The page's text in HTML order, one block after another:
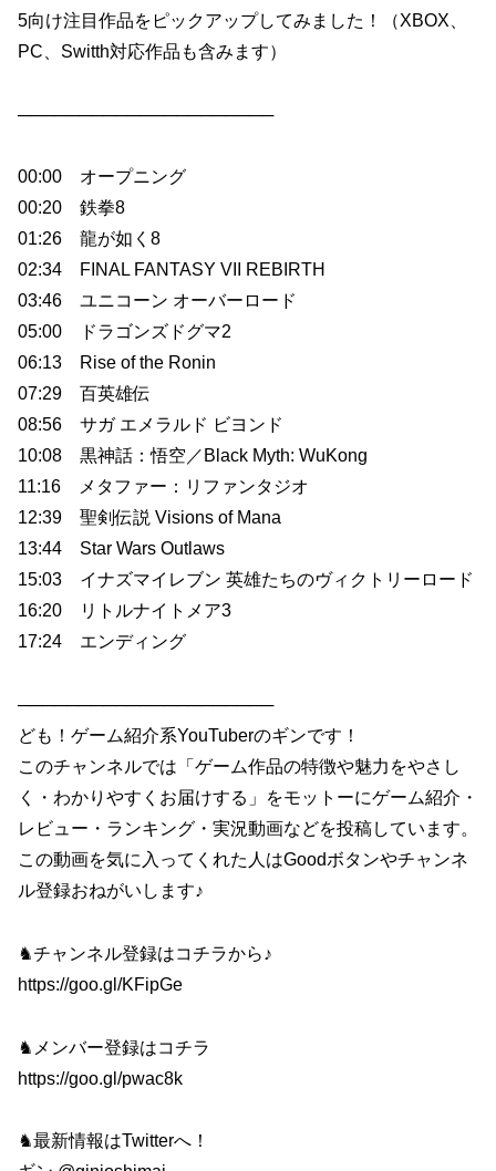
5向け注目作品をピックアップしてみました！（XBOX、
PC、Switth対応作品も含みます）
─────────────────────
00:00 オープニング
00:20 鉄拳8
01:26 龍が如く8
02:34 FINAL FANTASY VII REBIRTH
03:46 ユニコーン オーバーロード
05:00 ドラゴンズドグマ2
06:13 Rise of the Ronin
07:29 百英雄伝
08:56 サガ エメラルド ビヨンド
10:08 黒神話：悟空／Black Myth: WuKong
11:16 メタファー：リファンタジオ
12:39 聖剣伝説 Visions of Mana
13:44 Star Wars Outlaws
15:03 イナズマイレブン 英雄たちのヴィクトリーロード
16:20 リトルナイトメア3
17:24 エンディング
─────────────────────
ども！ゲーム紹介系YouTuberのギンです！
このチャンネルでは「ゲーム作品の特徴や魅力をやさし
く・わかりやすくお届けする」をモットーにゲーム紹介・
レビュー・ランキング・実況動画などを投稿しています。
この動画を気に入ってくれた人はGoodボタンやチャンネ
ル登録おねがいします♪
♞チャンネル登録はコチラから♪
https://goo.gl/KFipGe
♞メンバー登録はコチラ
https://goo.gl/pwac8k
♞最新情報はTwitterへ！